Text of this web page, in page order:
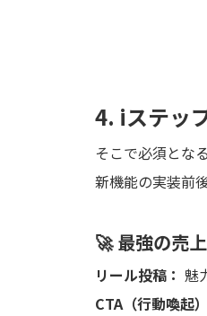
4. iステッ
そこで必須とな
新機能の実装前
🚀 最強の売
リール投稿： 魅
CTA（行動喚起